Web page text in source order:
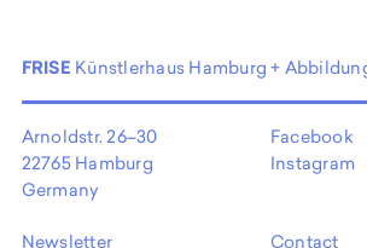
FRISE Künstlerhaus Hamburg +
Arnoldstr. 26–30
22765 Hamburg
Germany
Facebook
Instagram
Newsletter
Contact